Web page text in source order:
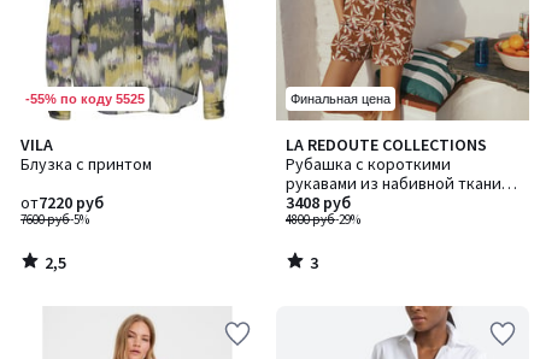
-55% по коду 5525
VILA
Блузка с принтом
7600 руб-5%
от7220 руб
2,5
/ 5
2,5
/
Финальная цена
LA REDOUTE COLLECTIONS
Рубашка с короткими
рукавами из набивной ткани с
цветочным рисунком
4800 руб-29%
3408 руб
3
/
5
3
/